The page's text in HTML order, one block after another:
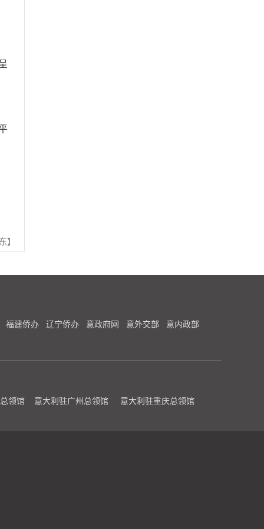
】
福建侨办 辽宁侨办 意政府网 意外交部 意内政部
领馆 意大利驻广州总领馆 意大利驻重庆总领馆